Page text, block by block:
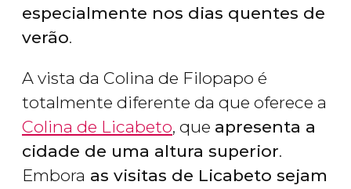
especialmente nos dias quentes de
verão.
A vista da Colina de Filopapo é
totalmente diferente da que oferece a
Colina de Licabeto, que apresenta a
cidade de uma altura superior.
Embora as visitas de Licabeto sejam